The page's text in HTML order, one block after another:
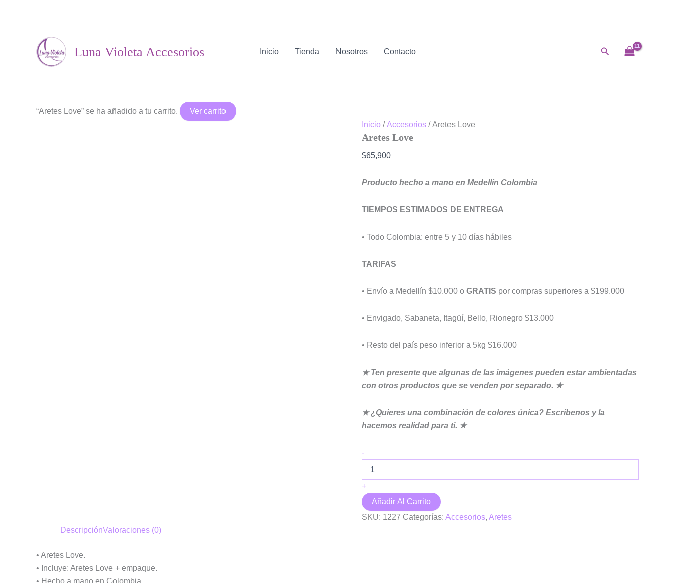
Luna Violeta Accesorios Inicio Tienda Nosotros Contacto Buscar
“Aretes Love” se ha añadido a tu carrito.
Ver carrito
Inicio /Accesorios / Aretes Love
Aretes Love
$65,900
Producto hecho a mano en Medellín Colombia
TIEMPOS ESTIMADOS DE ENTREGA
• Todo Colombia: entre 5 y 10 días hábiles
TARIFAS
• Envío a Medellín $10.000 o GRATIS por compras superiores a $199.000
• Envigado, Sabaneta, Itagüí, Bello, Rionegro $13.000
• Resto del país peso inferior a 5kg $16.000
★ Ten presente que algunas de las imágenes pueden estar ambientadas
con otros productos que se venden por separado. ★
★ ¿Quieres una combinación de colores única? Escríbenos y la
hacemos realidad para ti. ★
-
Love
cantidad
+
Añadir Al Carrito
SKU: 1227 Categorías: Accesorios, Aretes
DescripciónValoraciones (0)
• Aretes Love.
• Incluye: Aretes Love + empaque.
• Hecho a mano en Colombia.